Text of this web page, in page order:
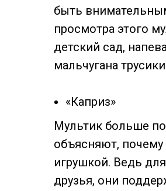
быть
просмотра этого
детский сад,
мальчугана
«Каприз»
Мультик больше
объясняют,
игрушкой. Ведь
друзья, они